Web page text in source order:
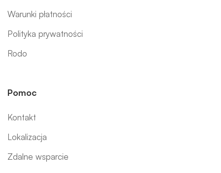
Warunki płatności
Polityka prywatności
Rodo
Pomoc
Kontakt
Lokalizacja
Zdalne wsparcie